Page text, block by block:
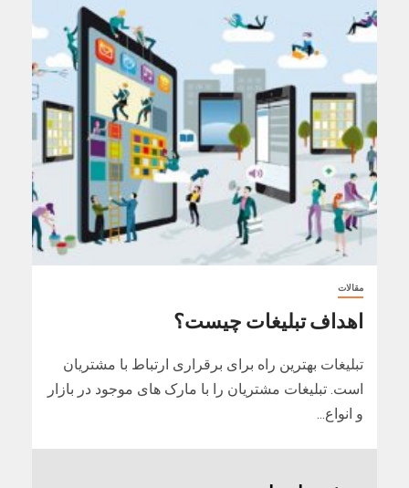
مقالات
اهداف تبلیغات چیست؟
تبلیغات بهترین راه برای برقراری ارتباط با مشتریان
است. تبلیغات مشتریان را با مارک های موجود در بازار
و انواع...